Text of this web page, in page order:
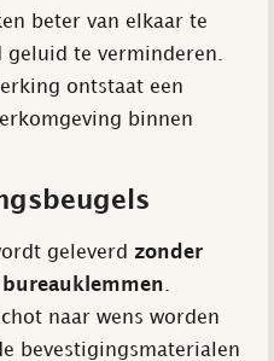
beter van elkaar te
te verminderen.
ontstaat een
binnen
geleverd zonder
naar wens worden
bevestigingsmaterialen